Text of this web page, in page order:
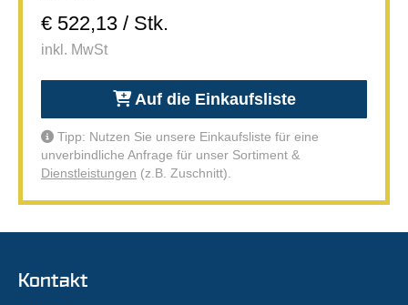
€ 522,13 / Stk.
inkl. MwSt
Auf die Einkaufsliste
Tipp: Nutzen Sie unsere Einkaufsliste für eine
unverbindliche Anfrage für unser Sortiment &
Dienstleistungen (z.B. Zuschnitt).
Kontakt